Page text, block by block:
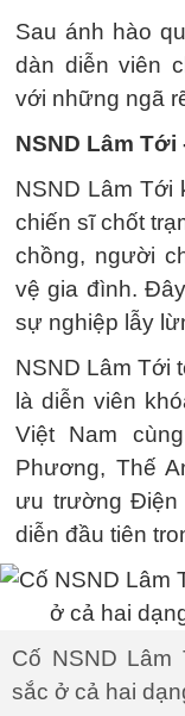
Sau ánh hào
dàn diễn viên
với những ngã
NSND Lâm Tới
NSND Lâm Tới
chiến sĩ chốt
chồng, người
vệ gia đình.
sự nghiệp lẫy
NSND Lâm Tới
là diễn viên
Việt Nam
Phương, Thế
ưu trường Điện
diễn đầu tiên
Cố NSND
sắc ở cả hai